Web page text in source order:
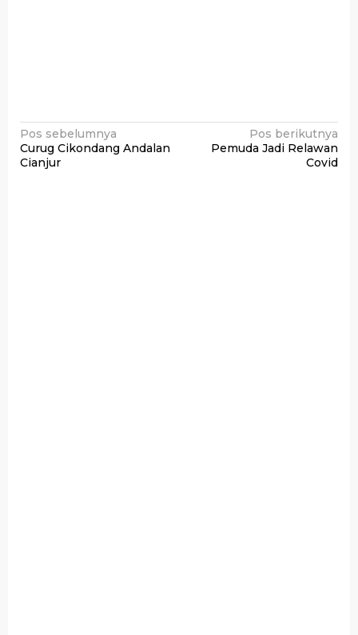
Navigasi
pos
Pos sebelumnya
Curug Cikondang Andalan
Cianjur
Pos berikutnya
Pemuda Jadi Relawan
Covid